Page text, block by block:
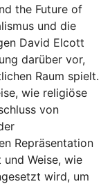
the Future of
und die
David Elcott
darüber vor,
Raum spielt.
wie religiöse
von
Repräsentation
Weise, wie
wird, um